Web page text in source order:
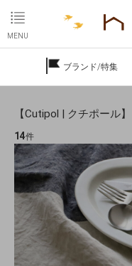
MENU
ブランド/特集
【Cutipol | クチポール】
14件